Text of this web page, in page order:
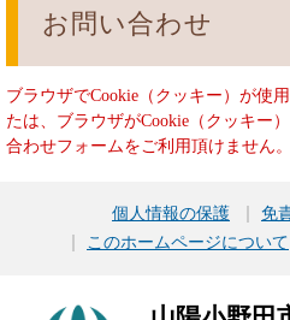
お問い合わせ
ブラウザでCookie（クッキー）が使
たは、ブラウザがCookie（クッキー
合わせフォームをご利用頂けません。
個人情報の保護 免
このホームページについて